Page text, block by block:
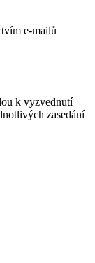
e-mailů
k vyzvednutí
zasedání